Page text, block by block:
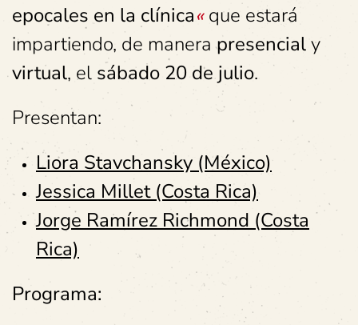
epocales en la clínica«que estará
impartiendo, de manera presencialy
virtual, el sábado 20 de julio.
Presentan:
Liora Stavchansky (México)
Jessica Millet (Costa Rica)
Jorge Ramírez Richmond (Costa
Rica)
Programa: